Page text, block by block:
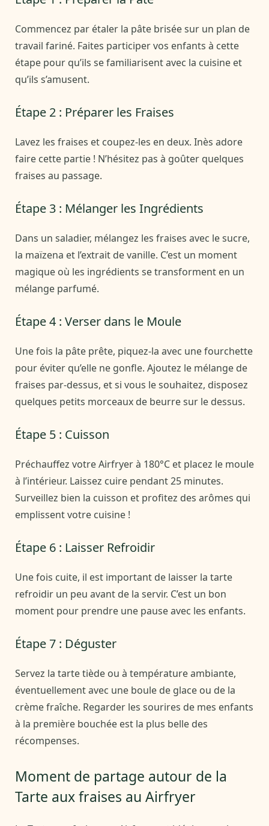
Commencez par étaler la pâte brisée sur un plan de
travail fariné. Faites participer vos enfants à cette
étape pour qu’ils se familiarisent avec la cuisine et
qu’ils s’amusent.
Étape 2 : Préparer les Fraises
Lavez les fraises et coupez-les en deux. Inès adore
faire cette partie ! N’hésitez pas à goûter quelques
fraises au passage.
Étape 3 : Mélanger les Ingrédients
Dans un saladier, mélangez les fraises avec le sucre,
la maïzena et l’extrait de vanille. C’est un moment
magique où les ingrédients se transforment en un
mélange parfumé.
Étape 4 : Verser dans le Moule
Une fois la pâte prête, piquez-la avec une fourchette
pour éviter qu’elle ne gonfle. Ajoutez le mélange de
fraises par-dessus, et si vous le souhaitez, disposez
quelques petits morceaux de beurre sur le dessus.
Étape 5 : Cuisson
Préchauffez votre Airfryer à 180°C et placez le moule
à l’intérieur. Laissez cuire pendant 25 minutes.
Surveillez bien la cuisson et profitez des arômes qui
emplissent votre cuisine !
Étape 6 : Laisser Refroidir
Une fois cuite, il est important de laisser la tarte
refroidir un peu avant de la servir. C’est un bon
moment pour prendre une pause avec les enfants.
Étape 7 : Déguster
Servez la tarte tiède ou à température ambiante,
éventuellement avec une boule de glace ou de la
crème fraîche. Regarder les sourires de mes enfants
à la première bouchée est la plus belle des
récompenses.
Moment de partage autour de la
Tarte aux fraises au Airfryer